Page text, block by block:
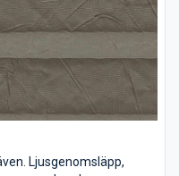
Ljusgenomsläpp,